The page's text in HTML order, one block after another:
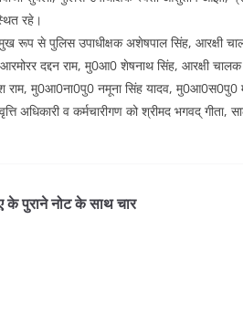
रहे।
रूप से पुलिस उपाधीक्षक अशेषपाल सिंह, आरक्षी
दद्दन राम, मु0आ0 शेषनाथ सिंह, आरक्षी
राम, मु0आ0ना0पु0 नमूना सिंह यादव, मु0आ0स0पु0
अधिकारी व कर्मचारीगण को श्रीमद भगवद्
पुराने नोट के साथ चार